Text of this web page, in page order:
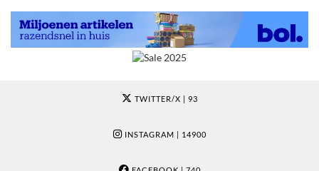
TWITTER/X | 93
INSTAGRAM | 14900